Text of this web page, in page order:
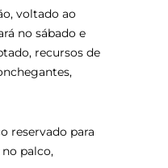
voltado ao
no sábado e
recursos de
reservado para
palco,